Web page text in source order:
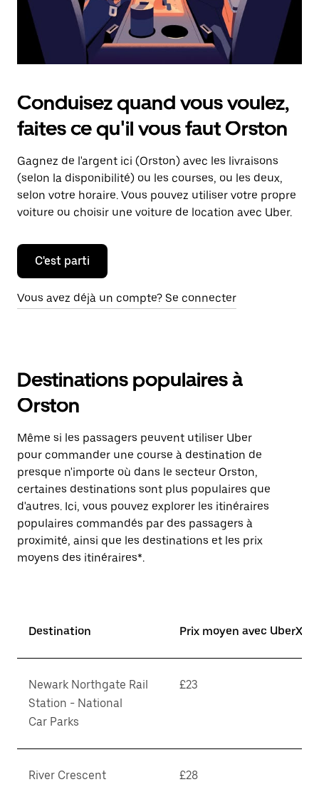
calendrier.
Conduisez quand vous voulez,
faites ce qu'il vous faut Orston
Gagnez de l'argent ici (Orston) avec les livraisons
(selon la disponibilité) ou les courses, ou les deux,
selon votre horaire. Vous pouvez utiliser votre propre
voiture ou choisir une voiture de location avec Uber.
C'est parti
Vous avez déjà un compte? Se connecter
Destinations populaires à
Orston
Même si les passagers peuvent utiliser Uber
pour commander une course à destination de
presque n'importe où dans le secteur Orston,
certaines destinations sont plus populaires que
d'autres. Ici, vous pouvez explorer les itinéraires
populaires commandés par des passagers à
proximité, ainsi que les destinations et les prix
moyens des itinéraires*.
Destination Prix moyen avec UberX*
Newark Northgate Rail
Station - National
Car Parks
£23
River Crescent £28